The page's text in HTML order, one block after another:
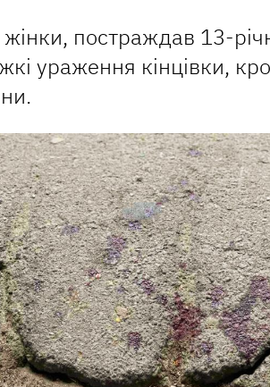
постраждав 13-
ураження кінцівки,